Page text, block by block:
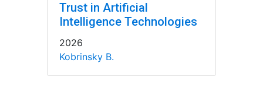
Trust in Artificial
Intelligence Technologies
2026
Kobrinsky B.